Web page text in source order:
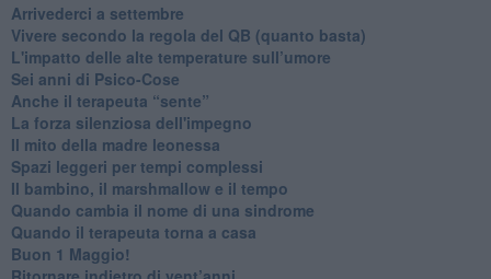
​Arrivederci a settembre
​Vivere secondo la regola del QB (quanto basta)
​L'impatto delle alte temperature sull’umore
Sei anni di Psico-Cose
​Anche il terapeuta “sente”
​La forza silenziosa dell'impegno
​Il mito della madre leonessa
Spazi leggeri per tempi complessi
Il bambino, il marshmallow e il tempo
​Quando cambia il nome di una sindrome
​Quando il terapeuta torna a casa
​Buon 1 Maggio!